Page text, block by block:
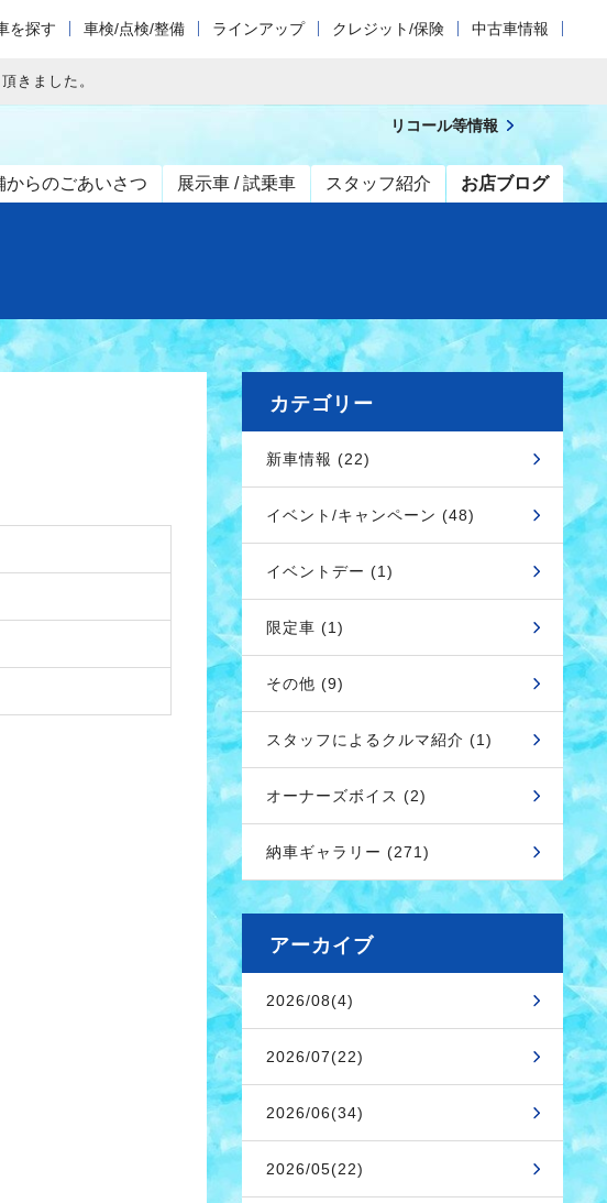
を探す 車検/点検/整備 ラインアップ クレジット/保険 中古車情報
きました。
からのごあいさつ 展示車 / 試乗車 スタッフ紹介 お店ブログ
リコール等情報
カテゴリー
新車情報 (22)
イベント/キャンペーン (48)
イベントデー (1)
限定車 (1)
その他 (9)
スタッフによるクルマ紹介 (1)
オーナーズボイス (2)
納車ギャラリー (271)
アーカイブ
2026/08(4)
2026/07(22)
2026/06(34)
2026/05(22)